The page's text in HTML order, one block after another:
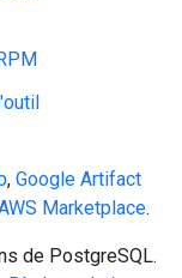
, Google Artifact
Marketplace.
de PostgreSQL.